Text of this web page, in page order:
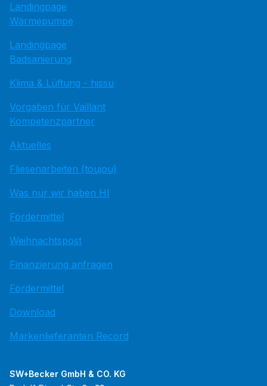
Landingpage
Wärmepumpe
Landingpage
Badsanierung
Klima & Lüftung - hissu
Vorgaben für Vaillant
Kompetenzpartner
Aktuelles
Fliesenarbeiten (toujou)
Was nur wir haben HI
Fördermittel
Weihnachtspost
Finanzierung anfragen
Fördermittel
Download
Markenlieferanten Record
SW+Becker GmbH & CO. KG